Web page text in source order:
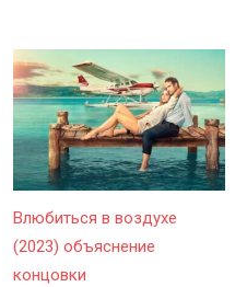
Влюбиться в воздухе
(2023) объяснение
концовки